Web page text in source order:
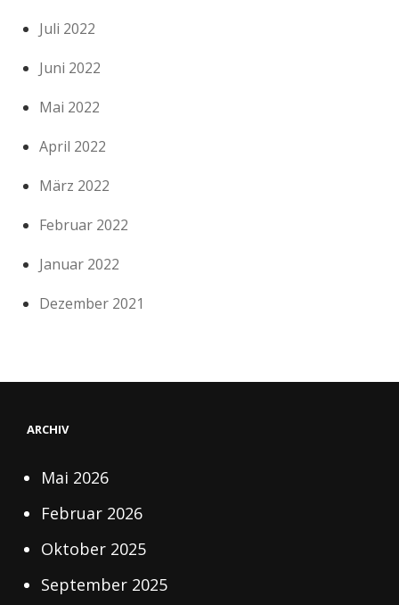
Juli 2022
Juni 2022
Mai 2022
April 2022
März 2022
Februar 2022
Januar 2022
Dezember 2021
ARCHIV
Mai 2026
Februar 2026
Oktober 2025
September 2025